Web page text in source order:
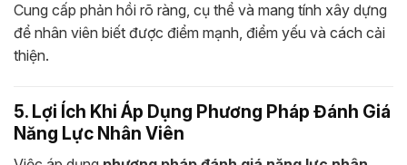
Cung cấp phản hồi rõ ràng, cụ thể và mang tính xây dựng
để nhân viên biết được điểm mạnh, điểm yếu và cách cải
thiện.
5. Lợi Ích Khi Áp Dụng Phương Pháp Đánh Giá
Năng Lực Nhân Viên